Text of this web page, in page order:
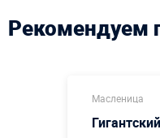
Рекомендуем
Масленица